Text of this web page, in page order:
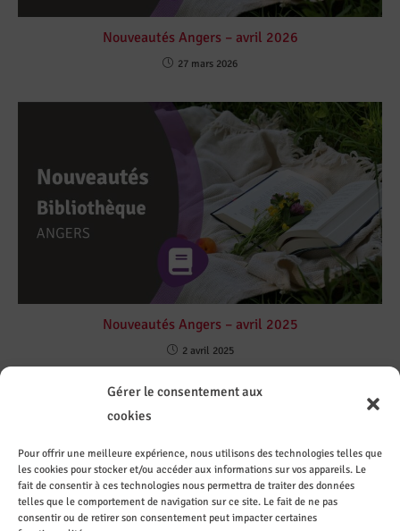
Gérer le consentement aux
cookies
Pour offrir une meilleure expérience, nous utilisons des technologies telles que
les cookies pour stocker et/ou accéder aux informations sur vos appareils. Le
fait de consentir à ces technologies nous permettra de traiter des données
telles que le comportement de navigation sur ce site. Le fait de ne pas
consentir ou de retirer son consentement peut impacter certaines
Nouveautés Angers – avril 2026
27 mars 2026
Nouveautés Angers – avril 2025
2 avril 2025
Contact
ez le
CASI de
Nantes
Sur les
réseaux
sociaux
Recevez
les
actuali
tés par
mail
Le CASI
recrute